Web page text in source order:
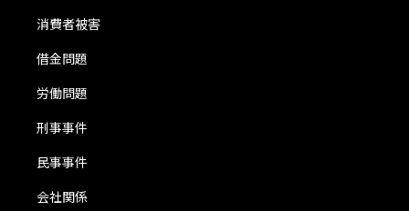
消費者被害
借金問題
労働問題
刑事事件
民事事件
会社関係